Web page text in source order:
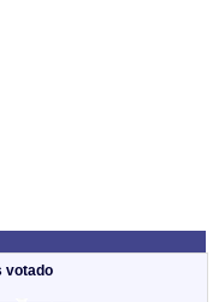
votado